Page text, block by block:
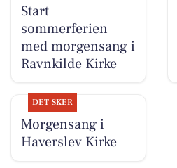
Start
sommerferien
med morgensang i
Ravnkilde Kirke
DET SKER
Morgensang i
Haverslev Kirke